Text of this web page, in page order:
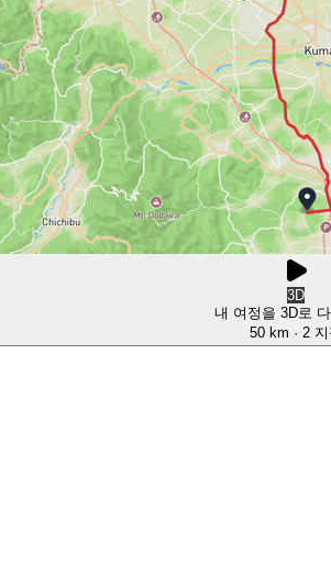
3D
내 여정을 3D로
50 km · 2